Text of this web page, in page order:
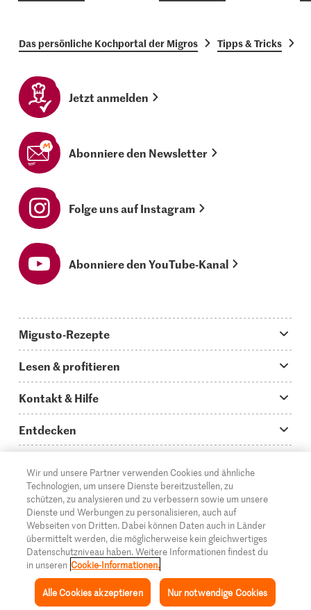
Inspiration Rezepte Mein Migusto Menü
Das persönliche Kochportal der Migros Tipps & Tricks
Jetzt anmelden
Abonniere den Newsletter
Folge uns auf Instagram
Abonniere den YouTube-Kanal
Migusto-Rezepte
Was koche ich heute?
Hauptgerichte
Schnelle & einfache Rezepte
Apéro & Fingerfood
Backen
Rezepte für Familien & Kinder
Alle Rezeptkategorien
Lesen & profitieren
Storys
How to-Videos
Glossar
Migusto Login
Migusto Printmagazin
Wettbewerbe
Kontakt & Hilfe
Infos zum Kochen mit Migusto
Kontakt
Mediadaten Werbetreibende
Impressum
Rechtliche Hinweise
Datenschutz
Entdecken
Supermarkt
Migros Online
Über die Migros
Filialen
Cumulus
Migros-Magazin
© 2026 Migros-Genossenschafts-Bund
DE FR IT
Wir und unsere Partner verwenden Cookies und ähnliche
Technologien, um unsere Dienste bereitzustellen, zu
schützen, zu analysieren und zu verbessern sowie um unsere
Dienste und Werbungen zu personalisieren, auch auf
Webseiten von Dritten. Dabei können Daten auch in Länder
übermittelt werden, die möglicherweise kein gleichwertiges
Datenschutzniveau haben. Weitere Informationen findest du
in unseren Cookie-Informationen.
Nur notwendige Cookies
Alle Cookies akzeptieren